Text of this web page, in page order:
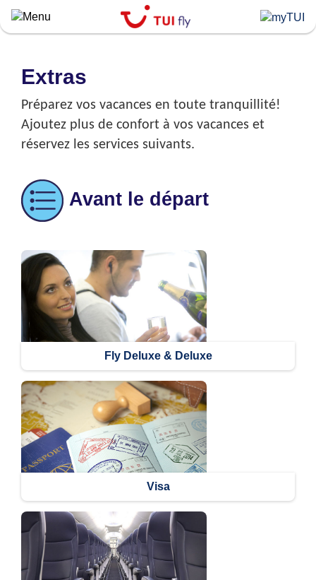
Skip
to
Extras
Préparez vos vacances en toute tranquillité!
Ajoutez plus de confort à vos vacances et
réservez les services suivants.
Avant le départ
Fly Deluxe & Deluxe
Visa